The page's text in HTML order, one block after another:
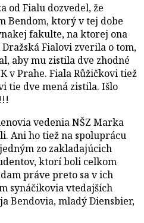
Fialu dozvedel, že
Bendom, ktorý v tej dobe
fakulte, na ktorej ona
Fialovi zverila o tom,
aby mu zistila dve zhodné
v Prahe. Fiala Růžičkovi tiež
tie dve mená zistila. Išlo
vedenia NŠZ Marka
Ani ho tiež na spoluprácu
zo zakladajúcich
ktorí boli celkom
práve preto sa v ich
synáčikovia vtedajších
Bendovia, mladý Diensbier,